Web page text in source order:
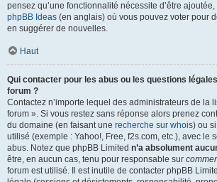
pensez qu’une fonctionnalité nécessite d’être
phpBB Ideas (en anglais) où vous pouvez voter pour
en suggérer de nouvelles.
Haut
Qui contacter pour les abus ou les questions
forum ?
Contactez n’importe lequel des administrateurs de la
forum ». Si vous restez sans réponse alors prenez
du domaine (en faisant une recherche sur whois) ou
utilisé (exemple : Yahoo!, Free, f2s.com, etc.), avec le
abus. Notez que phpBB Limited n’a absolument
être, en aucun cas, tenu pour responsable sur
forum est utilisé. Il est inutile de contacter phpBB